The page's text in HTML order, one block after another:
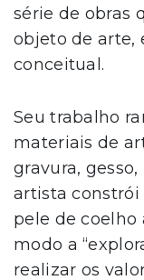
série de obras
objeto de arte,
conceitual.
Seu trabalho
materiais de
gravura,
artista constrói
pele de coelho
modo a
realizar os